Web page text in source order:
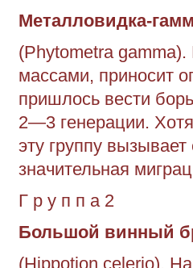
Металловидка-
(Phytometra
массами, приносит
пришлось вести
2—3 ге­нерации.
эту группу
значи­тельная
Г р у п п а 2
Большой винный
(Hippotion celerio).